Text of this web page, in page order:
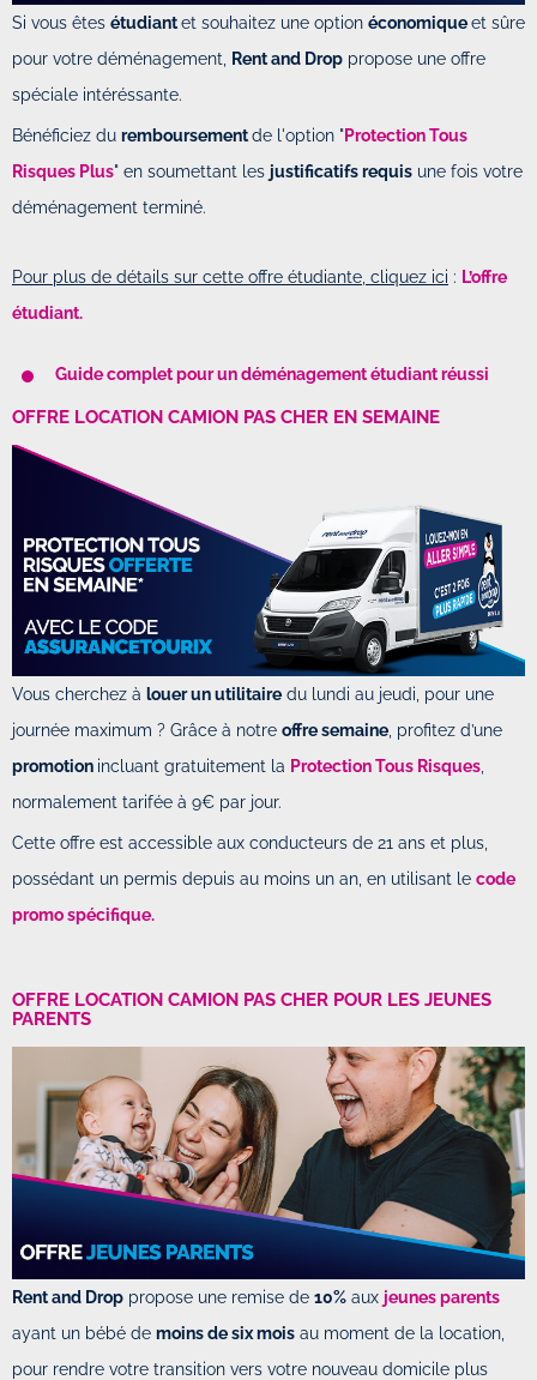
Si vous êtes étudiantet souhaitez une option économiqueet sûre
pour votre déménagement,
Rent and Drop propose une offre
spéciale intéréssante.
Bénéficiez du remboursementde l'option "Protection Tous
Risques Plus" en soumettant les justificatifs requis une fois votre
déménagement terminé.
Pour plus de détails sur cette offre étudiante, cliquez ici : L’offre
étudiant.
Guide complet pour un déménagement étudiant réussi
OFFRE LOCATION CAMION PAS CHER EN SEMAINE
Vous cherchez à louer un utilitaire du lundi au jeudi, pour une
journée maximum ? Grâce à notre offre semaine, profitez d’une
promotion incluant gratuitement la Protection Tous Risques,
normalement tarifée à 9€ par jour.
Cette offre est accessible aux conducteurs de 21 ans et plus,
possédant un permis depuis au moins un an, en utilisant le code
promo spécifique.
OFFRE LOCATION CAMION PAS CHER POUR LES JEUNES
PARENTS
Rent and Drop propose une remise de 10% aux jeunes parents
ayant un bébé de moins de six mois au moment de la location,
pour rendre votre transition vers votre nouveau domicile plus